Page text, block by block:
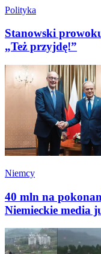
Polityka
Stanowski
„Też przyjdę!”
Niemcy
40 mln na
Niemieckie media